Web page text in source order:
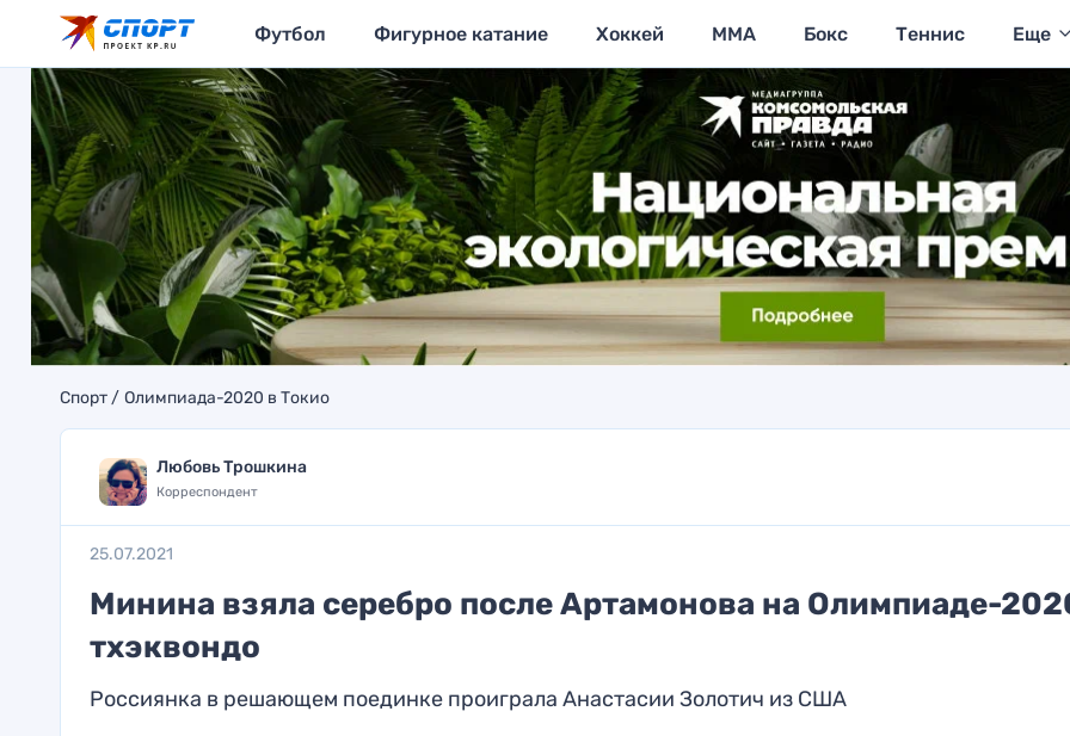
Футбол Фигурное катание Хоккей MMA Бокс Теннис Еще
Спорт Олимпиада-2020 в Токио
Любовь Трошкина
Корреспондент
25.07.2021
Минина взяла серебро после Артамонова на Олимпиаде-
тхэквондо
Россиянка в решающем поединке проиграла Анастасии Золотич из США